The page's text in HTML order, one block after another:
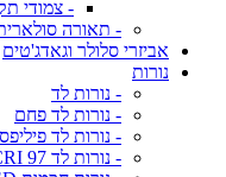
- צמודי
- תאורה
אביזרי סלולר וגאדג'טים
נורות
- נורות לד
- נורות לד פחם
- נורות לד
- נורות לד CRI 97